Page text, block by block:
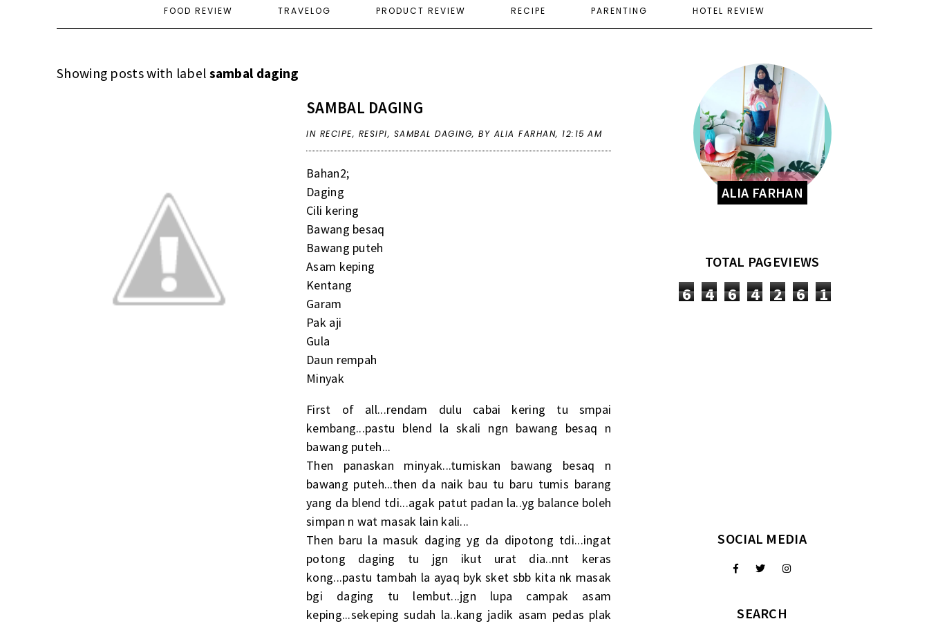
FOOD REVIEW TRAVELOG PRODUCT REVIEW RECIPE PARENTING HOTEL REVIEW
Showing posts with label sambal daging
SAMBAL DAGING
IN RECIPE, RESIPI, SAMBAL DAGING,BY ALIA FARHAN, 12:15 AM
Bahan2;
Daging
Cili kering
Bawang besaq
Bawang puteh
Asam keping
Kentang
Garam
Pak aji
Gula
Daun rempah
Minyak
First of all...rendam dulu cabai kering tu smpai
kembang...pastu blend la skali ngn bawang besaq n
bawang puteh...
Then panaskan minyak...tumiskan bawang besaq n
bawang puteh...then da naik bau tu baru tumis barang
yang da blend tdi...agak patut padan la..yg balance boleh
simpan n wat masak lain kali...
Then baru la masuk daging yg da dipotong tdi...ingat
potong daging tu jgn ikut urat dia..nnt keras
kong...pastu tambah la ayaq byk sket sbb kita nk masak
bgi daging tu lembut...jgn lupa campak asam
keping...sekeping sudah la..kang jadik asam pedas plak
ALIA FARHAN
TOTAL PAGEVIEWS
6 4 6 4 2 6 1
SOCIAL MEDIA
SEARCH